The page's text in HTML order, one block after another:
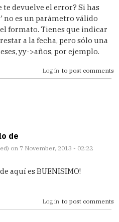
te devuelve el error? Si has
es un parámetro válido
formato. Tienes que indicar
a la fecha, pero sólo una
yy->años, por ejemplo.
Log in to post comments
de
on 7 November, 2013 - 02:22
aquí es BUENISIMO!
Log in to post comments